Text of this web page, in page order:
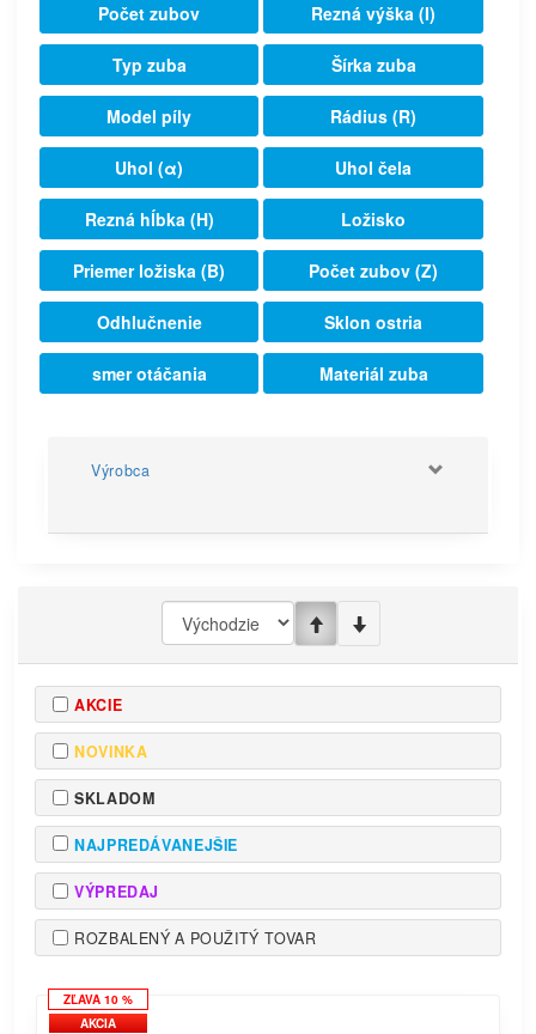
Počet zubov Rezná výška (I)
Typ zuba Šírka zuba
Model píly Rádius (R)
Uhol (α) Uhol čela
Rezná hĺbka (H) Ložisko
Priemer ložiska (B) Počet zubov (Z)
Odhlučnenie Sklon ostria
smer otáčania Materiál zuba
Výrobca
AKCIE
NOVINKA
SKLADOM
NAJPREDÁVANEJŠIE
VÝPREDAJ
ROZBALENÝ A POUŽITÝ TOVAR
ZĽAVA 10 %
AKCIA